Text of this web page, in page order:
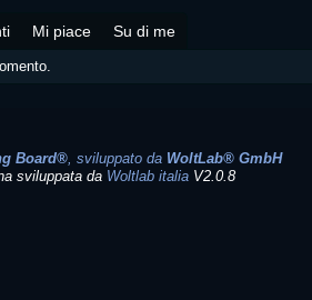
Mi piace Su di me
Board®, sviluppato da WoltLab® GmbH
sviluppata da Woltlab italiaV2.0.8